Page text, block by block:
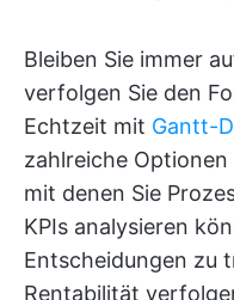
Bleiben Sie immer
verfolgen Sie den
Echtzeit mit Gantt-
zahlreiche
mit denen Sie
KPIs analysieren
Entscheidungen zu
Rentabilität